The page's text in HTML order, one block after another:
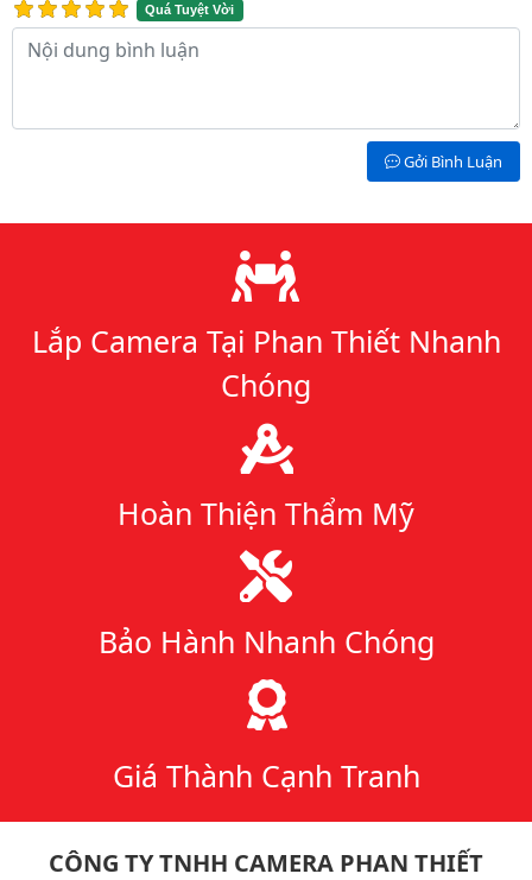
Quá Tuyệt Vời
Nội dung bình luận
Gởi Bình Luận
Lý do chọn chúng tôi
Lắp Camera Tại Phan Thiết Nhanh
Chóng
Hoàn Thiện Thẩm Mỹ
Bảo Hành Nhanh Chóng
Giá Thành Cạnh Tranh
CÔNG TY TNHH CAMERA PHAN THIẾT